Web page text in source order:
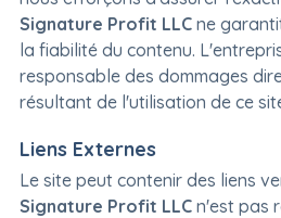
Signature Profit LLCne
la fiabilité du contenu.
responsable des dommages
résultant de l'utilisation de ce
Liens Externes
Le site peut contenir des liens
Signature Profit LLCn'est pas